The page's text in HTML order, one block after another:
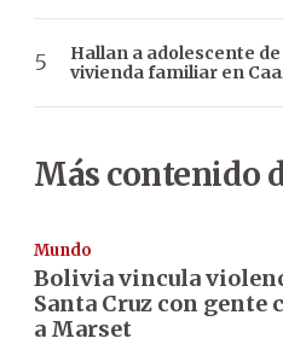
Hallan a adolescente
vivienda familiar en
Más contenido
Mundo
Bolivia vincula
Santa Cruz con gente
a Marset